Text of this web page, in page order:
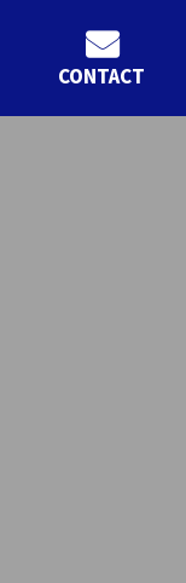
CONTACT